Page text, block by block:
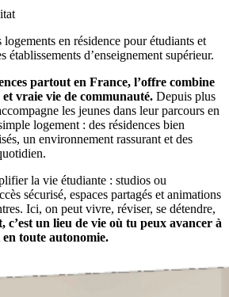
en résidence pour étudiants et
établissements d’enseignement supérieur.
partout en France, l’offre combine
et vraie vie de communauté. Depuis plus
les jeunes dans leur parcours en
logement : des résidences bien
un environnement rassurant et des
la vie étudiante : studios ou
sécurisé, espaces partagés et animations
Ici, on peut vivre, réviser, se détendre,
c’est un lieu de vie où tu peux avancer à
toute autonomie.